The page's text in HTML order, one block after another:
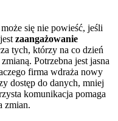
się nie powieść, jeśli
zaangażowanie
tych, którzy na co dzień
Potrzebna jest jasna
firma wdraża nowy
dostęp do danych, mniej
komunikacja pomaga
zmian.